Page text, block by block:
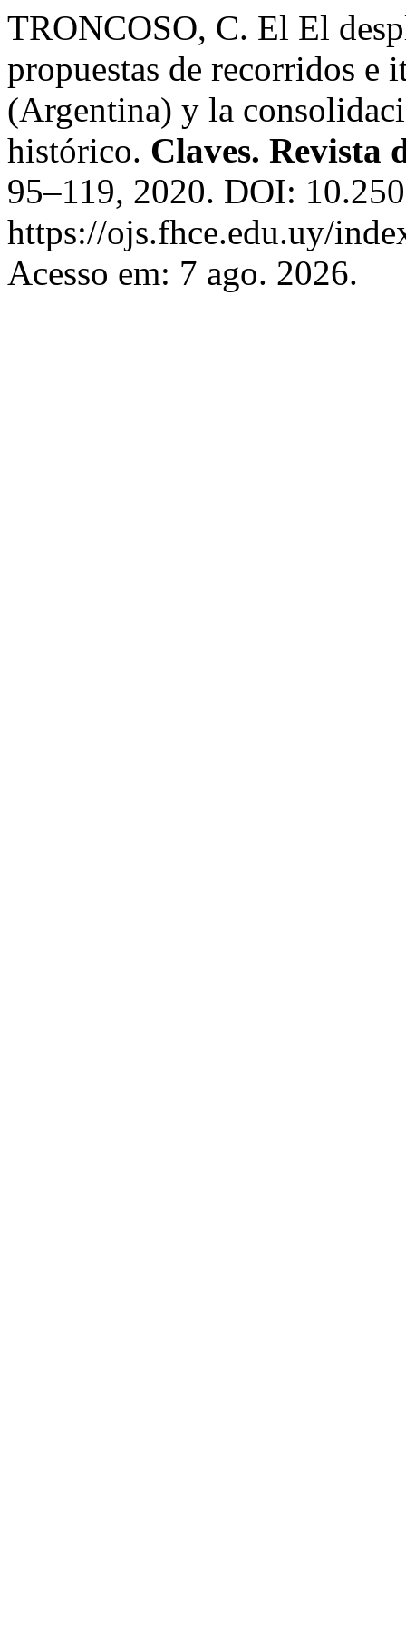
TRONCOSO, C. El El
propuestas de recorridos e
(Argentina) y la
histórico. Claves. Revista
95–119, 2020. DOI:
https://ojs.fhce.edu.uy/
Acesso em: 7 ago. 2026.